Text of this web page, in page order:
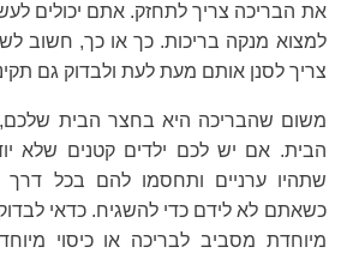
את הבריכה צריך לתחזק. אתם יכולים
למצוא מנקה בריכות. כך או כך, חשוב
צריך לסנן אותם מעת לעת ולבדוק גם
משום שהבריכה היא בחצר הבית שלכם,
הבית. אם יש לכם ילדים קטנים שלא
שתהיו ערניים ותחסמו להם בכל
כשאתם לא לידם כדי להשגיח. כדאי
מיוחדת מסביב לבריכה או כיסוי